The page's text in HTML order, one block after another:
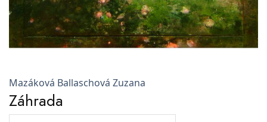
Mazáková Ballaschová Zuzana
Záhrada